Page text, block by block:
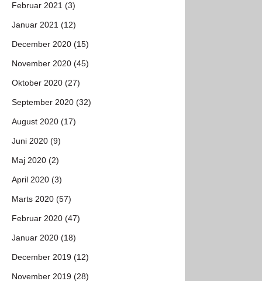
Februar 2021 (3)
Januar 2021 (12)
December 2020 (15)
November 2020 (45)
Oktober 2020 (27)
September 2020 (32)
August 2020 (17)
Juni 2020 (9)
Maj 2020 (2)
April 2020 (3)
Marts 2020 (57)
Februar 2020 (47)
Januar 2020 (18)
December 2019 (12)
November 2019 (28)